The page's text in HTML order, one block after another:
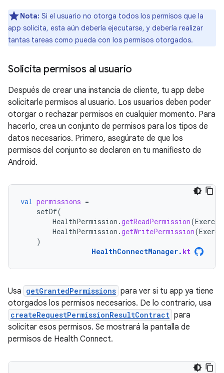
Nota: Si el usuario no otorga todos los permisos que la
app solicita, esta aún debería ejecutarse, y debería realizar
tantas tareas como pueda con los permisos otorgados.
Solicita permisos al usuario
Después de crear una instancia de cliente, tu app debe
solicitarle permisos al usuario. Los usuarios deben poder
otorgar o rechazar permisos en cualquier momento. Para
hacerlo, crea un conjunto de permisos para los tipos de
datos necesarios. Primero, asegúrate de que los
permisos del conjunto se declaren en tu manifiesto de
Android.
val permissions =
setOf(
HealthPermission .getReadPermission(
HealthPermission .getWritePermission(
)
HealthConnectManager. kt
Usa getGrantedPermissions para ver si tu app ya tiene
otorgados los permisos necesarios. De lo contrario, usa
createRequestPermissionResultContract para
solicitar esos permisos. Se mostrará la pantalla de
permisos de Health Connect.